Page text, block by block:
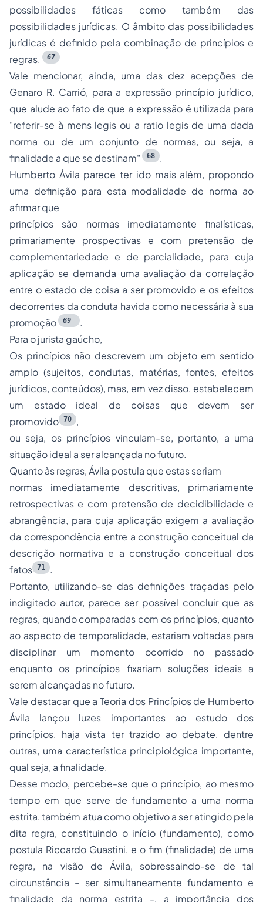
possibilidades fáticas como também das
possibilidades jurídicas. O âmbito das possibilidades
jurídicas é definido pela combinação de princípios e
regras.
67
Vale mencionar, ainda, uma das dez acepções de
Genaro R. Carrió, para a expressão princípio jurídico,
que alude ao fato de que a expressão é utilizada para
"referir-se à mens legis ou a ratio legis de uma dada
norma ou de um conjunto de normas, ou seja, a
finalidade a que se destinam"
68
.
Humberto Ávila parece ter ido mais além, propondo
uma definição para esta modalidade de norma ao
afirmar que
princípios são normas imediatamente finalísticas,
primariamente prospectivas e com pretensão de
complementariedade e de parcialidade, para cuja
aplicação se demanda uma avaliação da correlação
entre o estado de coisa a ser promovido e os efeitos
decorrentes da conduta havida como necessária à sua
promoção
69
.
Para o jurista gaúcho,
Os princípios não descrevem um objeto em sentido
amplo (sujeitos, condutas, matérias, fontes, efeitos
jurídicos, conteúdos), mas, em vez disso, estabelecem
um estado ideal de coisas que devem ser
promovido 70
,
ou seja, os princípios vinculam-se, portanto, a uma
situação ideal a ser alcançada no futuro.
Quanto às regras, Ávila postula que estas seriam
normas imediatamente descritivas, primariamente
retrospectivas e com pretensão de decidibilidade e
abrangência, para cuja aplicação exigem a avaliação
da correspondência entre a construção conceitual da
descrição normativa e a construção conceitual dos
fatos 71
.
Portanto, utilizando-se das definições traçadas pelo
indigitado autor, parece ser possível concluir que as
regras, quando comparadas com os princípios, quanto
ao aspecto de temporalidade, estariam voltadas para
disciplinar um momento ocorrido no passado
enquanto os princípios fixariam soluções ideais a
serem alcançadas no futuro.
Vale destacar que a Teoria dos Princípiosde Humberto
Ávila lançou luzes importantes ao estudo dos
princípios, haja vista ter trazido ao debate, dentre
outras, uma característica principiológica importante,
qual seja, afinalidade.
Desse modo, percebe-se que o princípio, ao mesmo
tempo em que serve de fundamento a uma norma
estrita, também atua como objetivo a ser atingido pela
dita regra, constituindo o início (fundamento), como
postula Riccardo Guastini, e o fim (finalidade) de uma
regra, na visão de Ávila, sobressaindo-se de tal
circunstância – ser simultaneamente fundamento e
finalidade da norma estrita -, a importância dos